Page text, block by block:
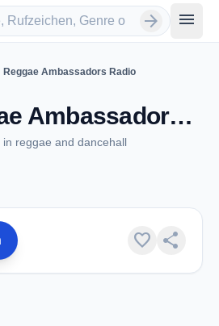
arrow_forward menu
Reggae Ambassadors Radio
Reggae Ambassadors Radio - Beitbridge
in reggae and dancehall
favorite share